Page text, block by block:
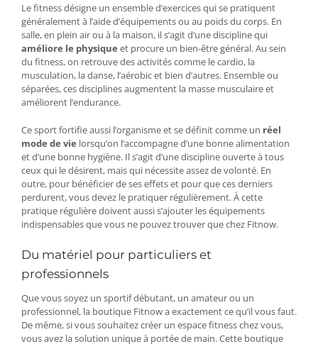
Le fitness désigne un ensemble d’exercices qui se pratiquent
généralement à l’aide d’équipements ou au poids du corps. En
salle, en plein air ou à la maison, il s’agit d’une discipline qui
améliore le physique et procure un bien-être général. Au sein
du fitness, on retrouve des activités comme le cardio, la
musculation, la danse, l’aérobic et bien d’autres. Ensemble ou
séparées, ces disciplines augmentent la masse musculaire et
améliorent l’endurance.
Ce sport fortifie aussi l’organisme et se définit comme un réel
mode de vie lorsqu’on l’accompagne d’une bonne alimentation
et d’une bonne hygiène. Il s’agit d’une discipline ouverte à tous
ceux qui le désirent, mais qui nécessite assez de volonté. En
outre, pour bénéficier de ses effets et pour que ces derniers
perdurent, vous devez le pratiquer régulièrement. À cette
pratique régulière doivent aussi s’ajouter les équipements
indispensables que vous ne pouvez trouver que chez Fitnow.
Du matériel pour particuliers et
professionnels
Que vous soyez un sportif débutant, un amateur ou un
professionnel, la boutique Fitnow a exactement ce qu’il vous faut.
De même, si vous souhaitez créer un espace fitness chez vous,
vous avez la solution unique à portée de main. Cette boutique